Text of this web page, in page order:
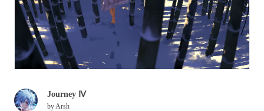
Journey Ⅳ
by Arsh